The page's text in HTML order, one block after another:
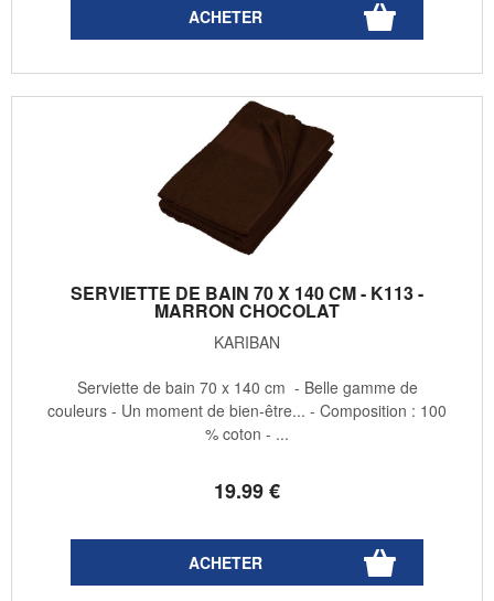
SERVIETTE DE BAIN 70 X 140 CM - K113 -
MARRON CHOCOLAT
KARIBAN
19.99€
Serviette de bain 70 x 140 cm - Belle gamme de
couleurs - Un moment de bien-être... - Composition : 100
% coton - ...